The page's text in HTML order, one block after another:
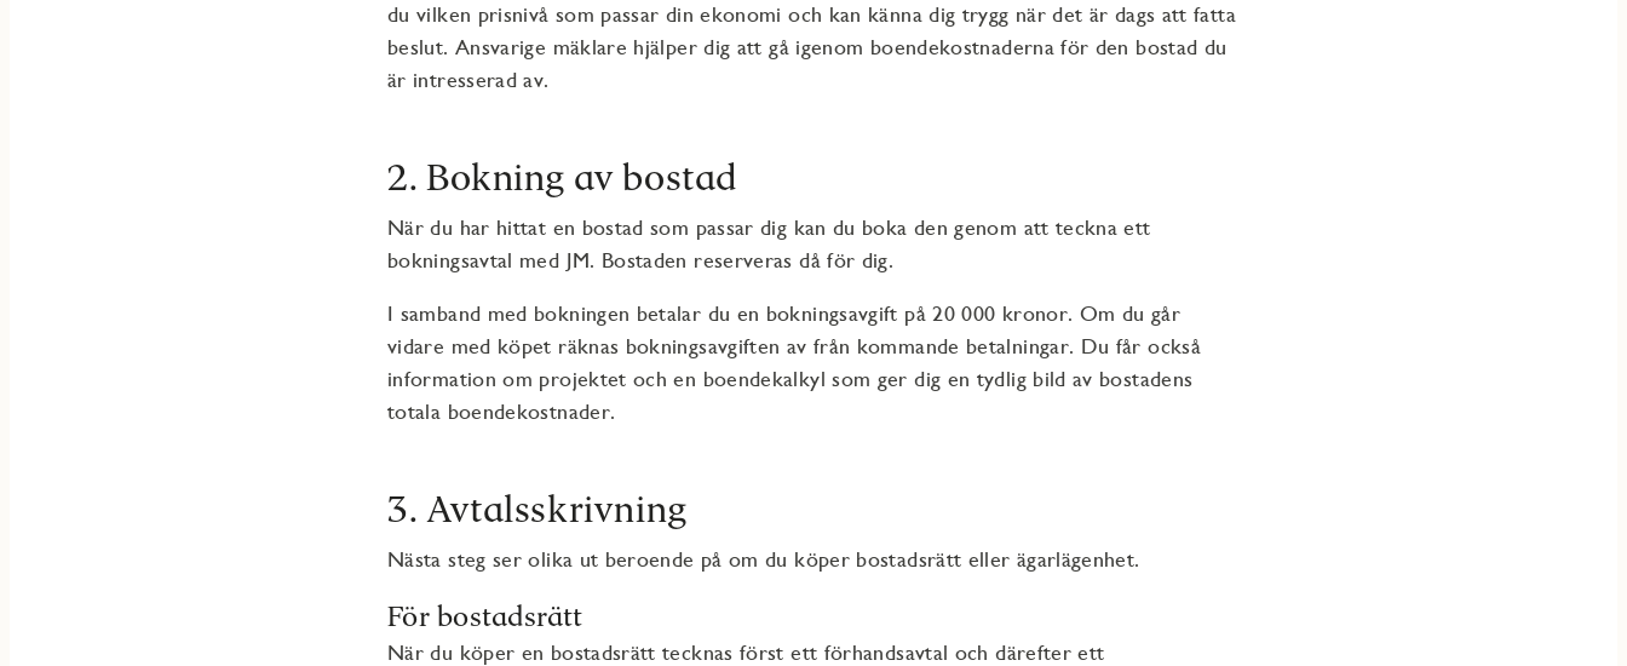
du vilken prisnivå som passar din ekonomi och kan känna dig trygg när det är dags att fatta
beslut. Ansvarige mäklare hjälper dig att gå igenom boendekostnaderna för den bostad du
är intresserad av.
2. Bokning av bostad
När du har hittat en bostad som passar dig kan du boka den genom att teckna ett
bokningsavtal med JM. Bostaden reserveras då för dig.
I samband med bokningen betalar du en bokningsavgift på 20 000 kronor. Om du går
vidare med köpet räknas bokningsavgiften av från kommande betalningar. Du får också
information om projektet och en boendekalkyl som ger dig en tydlig bild av bostadens
totala boendekostnader.
3. Avtalsskrivning
Nästa steg ser olika ut beroende på om du köper bostadsrätt eller ägarlägenhet.
För bostadsrätt
När du köper en bostadsrätt tecknas först ett förhandsavtal och därefter ett